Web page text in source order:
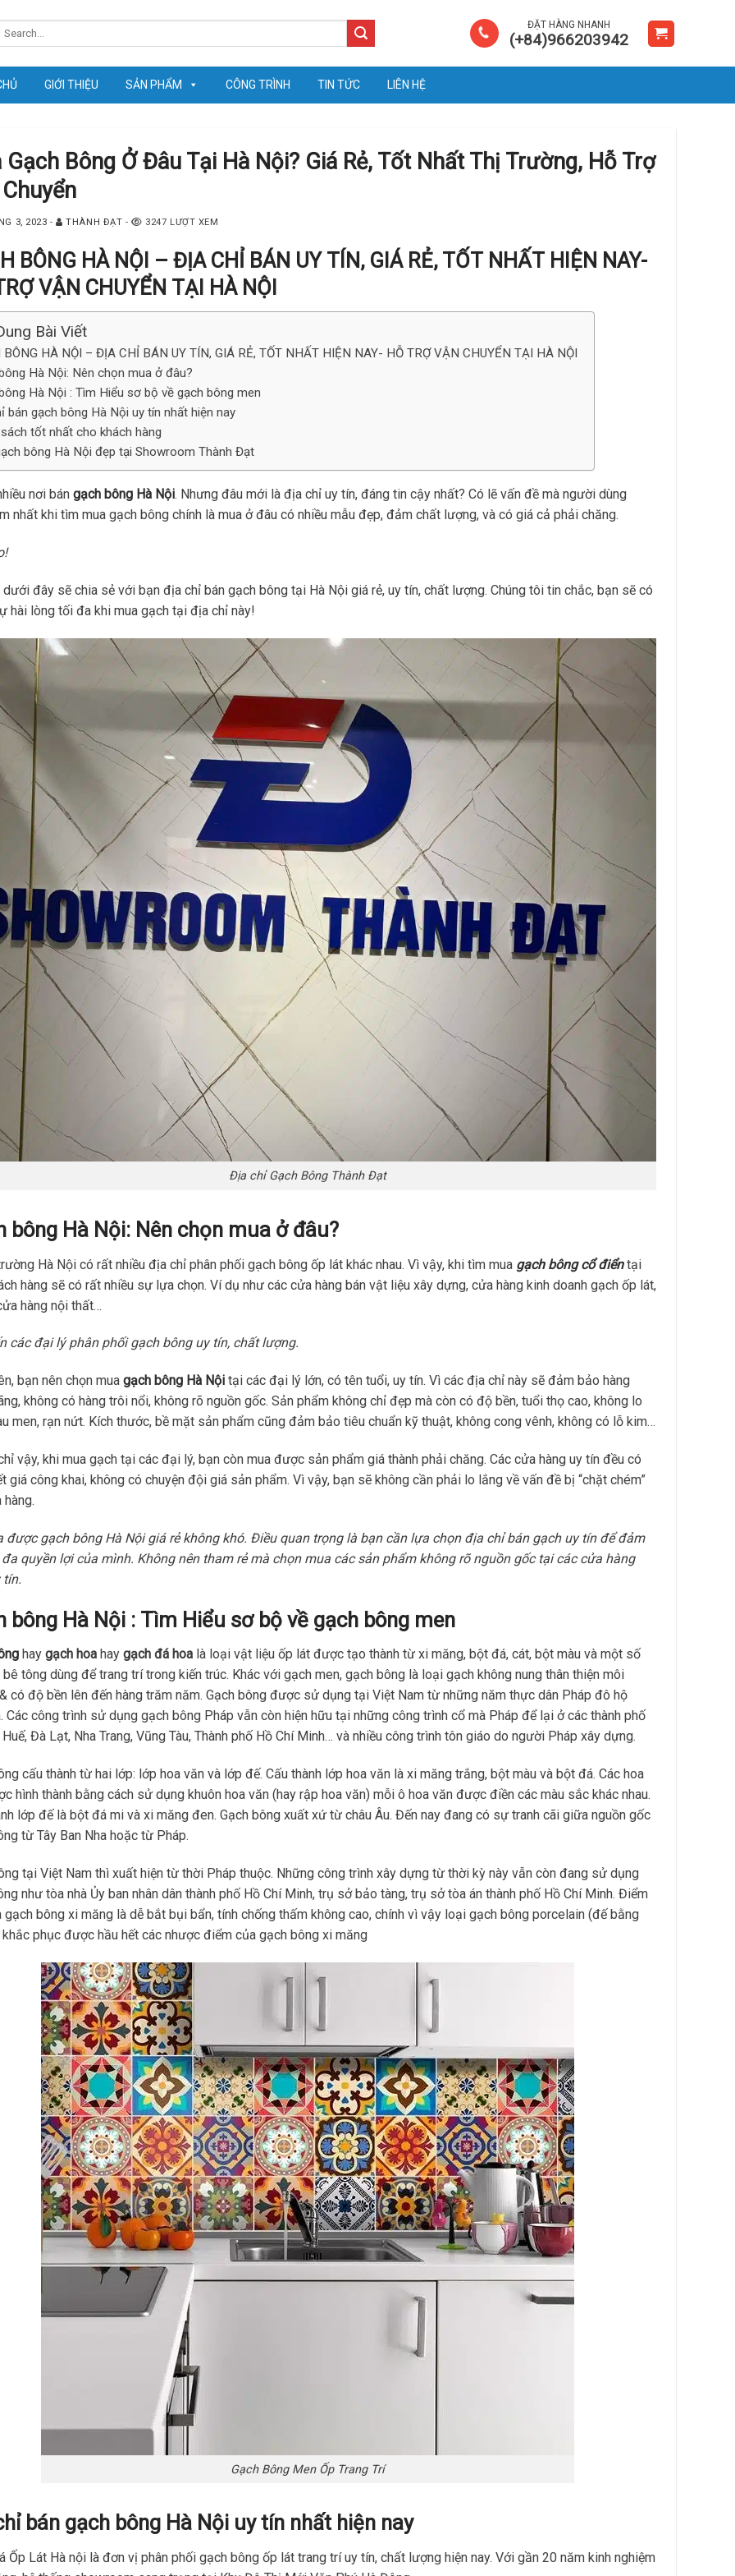
ĐẶT HÀNG NHANH
(+84)966203942
GIỚI THIỆU SẢN PHẨM CÔNG TRÌNH TIN TỨC LIÊN HỆ
Gạch Bông Ở Đâu Tại Hà Nội? Giá Rẻ, Tốt Nhất Thị Trường, Hỗ Trợ
3, 2023 - THÀNH ĐẠT - 3247 LƯỢT XEM
BÔNG HÀ NỘI – ĐỊA CHỈ BÁN UY TÍN, GIÁ RẺ, TỐT NHẤT HIỆN NAY-
VẬN CHUYỂN TẠI HÀ NỘI
Bài Viết
BÔNG HÀ NỘI – ĐỊA CHỈ BÁN UY TÍN, GIÁ RẺ, TỐT NHẤT HIỆN NAY- HỖ TRỢ VẬN CHUYỂN TẠI HÀ NỘI
Hà Nội: Nên chọn mua ở đâu?
Hà Nội : Tìm Hiểu sơ bộ về gạch bông men
bán gạch bông Hà Nội uy tín nhất hiện nay
tốt nhất cho khách hàng
bông Hà Nội đẹp tại Showroom Thành Đạt
nơi bán gạch bông Hà Nội. Nhưng đâu mới là địa chỉ uy tín, đáng tin cậy nhất? Có lẽ vấn đề mà người dùng
nhất khi tìm mua gạch bông chính là mua ở đâu có nhiều mẫu đẹp, đảm chất lượng, và có giá cả phải chăng.
đây sẽ chia sẻ với bạn địa chỉ bán gạch bông tại Hà Nội giá rẻ, uy tín, chất lượng. Chúng tôi tin chắc, bạn sẽ có
hài lòng tối đa khi mua gạch tại địa chỉ này!
Địa chỉ Gạch Bông Thành Đạt
bông Hà Nội: Nên chọn mua ở đâu?
Hà Nội có rất nhiều địa chỉ phân phối gạch bông ốp lát khác nhau. Vì vậy, khi tìm mua gạch bông cổ điểntại
hàng sẽ có rất nhiều sự lựa chọn. Ví dụ như các cửa hàng bán vật liệu xây dựng, cửa hàng kinh doanh gạch ốp lát,
hàng nội thất…
các đại lý phân phối gạch bông uy tín, chất lượng.
bạn nên chọn mua gạch bông Hà Nội tại các đại lý lớn, có tên tuổi, uy tín. Vì các địa chỉ này sẽ đảm bảo hàng
không có hàng trôi nổi, không rõ nguồn gốc. Sản phẩm không chỉ đẹp mà còn có độ bền, tuổi thọ cao, không lo
men, rạn nứt. Kích thước, bề mặt sản phẩm cũng đảm bảo tiêu chuẩn kỹ thuật, không cong vênh, không có lỗ kim…
vậy, khi mua gạch tại các đại lý, bạn còn mua được sản phẩm giá thành phải chăng. Các cửa hàng uy tín đều có
giá công khai, không có chuyện đội giá sản phẩm. Vì vậy, bạn sẽ không cần phải lo lắng về vấn đề bị “chặt chém”
hàng.
được gạch bông Hà Nội giá rẻ không khó. Điều quan trọng là bạn cần lựa chọn địa chỉ bán gạch uy tín để đảm
quyền lợi của mình. Không nên tham rẻ mà chọn mua các sản phẩm không rõ nguồn gốc tại các cửa hàng
tín.
bông Hà Nội : Tìm Hiểu sơ bộ về gạch bông men
hay gạch hoa hay gạch đá hoa là loại vật liệu ốp lát được tạo thành từ xi măng, bột đá, cát, bột màu và một số
tông dùng để trang trí trong kiến trúc. Khác với gạch men, gạch bông là loại gạch không nung thân thiện môi
có độ bền lên đến hàng trăm năm. Gạch bông được sử dụng tại Việt Nam từ những năm thực dân Pháp đô hộ
Các công trình sử dụng gạch bông Pháp vẫn còn hiện hữu tại những công trình cổ mà Pháp để lại ở các thành phố
Đà Lạt, Nha Trang, Vũng Tàu, Thành phố Hồ Chí Minh… và nhiều công trình tôn giáo do người Pháp xây dựng.
cấu thành từ hai lớp: lớp hoa văn và lớp đế. Cấu thành lớp hoa văn là xi măng trắng, bột màu và bột đá. Các hoa
hình thành bằng cách sử dụng khuôn hoa văn (hay rập hoa văn) mỗi ô hoa văn được điền các màu sắc khác nhau.
lớp đế là bột đá mi và xi măng đen. Gạch bông xuất xứ từ châu Âu. Đến nay đang có sự tranh cãi giữa nguồn gốc
từ Tây Ban Nha hoặc từ Pháp.
tại Việt Nam thì xuất hiện từ thời Pháp thuộc. Những công trình xây dựng từ thời kỳ này vẫn còn đang sử dụng
như tòa nhà Ủy ban nhân dân thành phố Hồ Chí Minh, trụ sở bảo tàng, trụ sở tòa án thành phố Hồ Chí Minh. Điểm
gạch bông xi măng là dễ bắt bụi bẩn, tính chống thấm không cao, chính vì vậy loại gạch bông porcelain (đế bằng
phục được hầu hết các nhược điểm của gạch bông xi măng
Gạch Bông Men Ốp Trang Trí
bán gạch bông Hà Nội uy tín nhất hiện nay
Ốp Lát Hà nội là đơn vị phân phối gạch bông ốp lát trang trí uy tín, chất lượng hiện nay. Với gần 20 năm kinh nghiệm